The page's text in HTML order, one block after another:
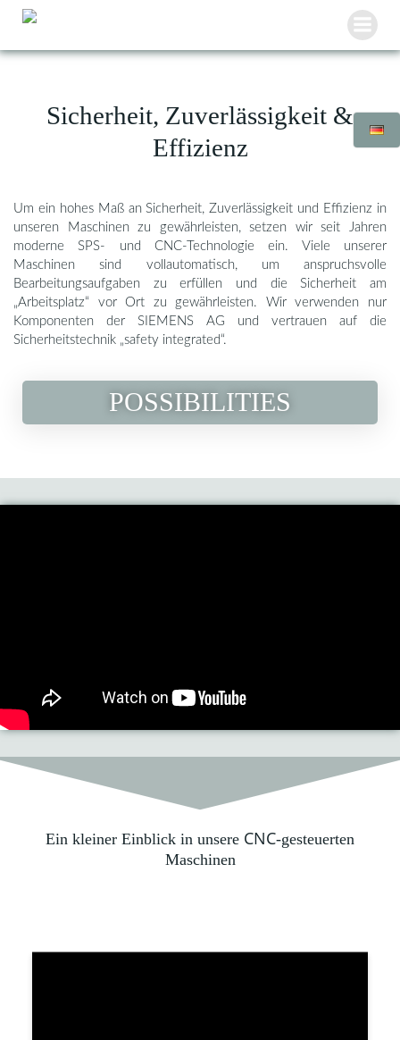
Sicherheit, Zuverlässigkeit &
Effizienz
Um ein hohes Maß an Sicherheit, Zuverlässigkeit und Effizienz in
unseren Maschinen zu gewährleisten, setzen wir seit Jahren
moderne SPS- und CNC-Technologie ein. Viele unserer
Maschinen sind vollautomatisch, um anspruchsvolle
Bearbeitungsaufgaben zu erfüllen und die Sicherheit am
„Arbeitsplatz“ vor Ort zu gewährleisten. Wir verwenden nur
Komponenten der SIEMENS AG und vertrauen auf die
Sicherheitstechnik „safety integrated“.
POSSIBILITIES
Ein kleiner Einblick in unsere CNC-gesteuerten
Maschinen